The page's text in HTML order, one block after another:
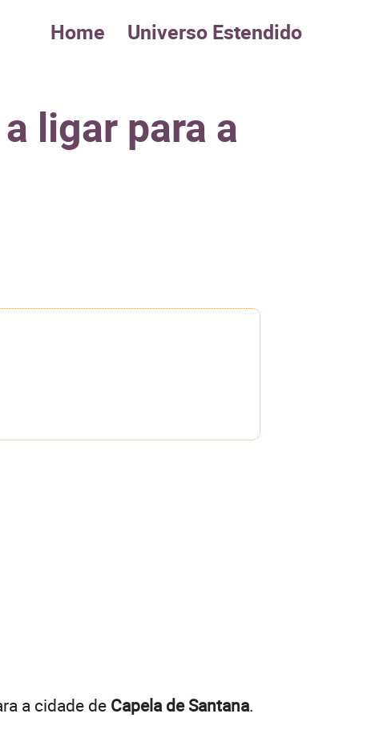
Home Universo Estendido
ligar para a
a cidade de Capela de Santana.